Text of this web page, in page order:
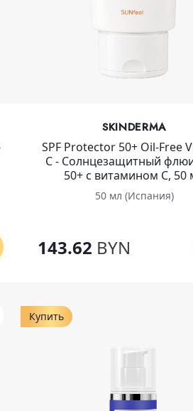
SKINDERMA
SPF Protector 50+ Oil-Free
C - Солнцезащитный
50+ с витамином С, 50
50 мл (Испания)
143.62 BYN
Купить